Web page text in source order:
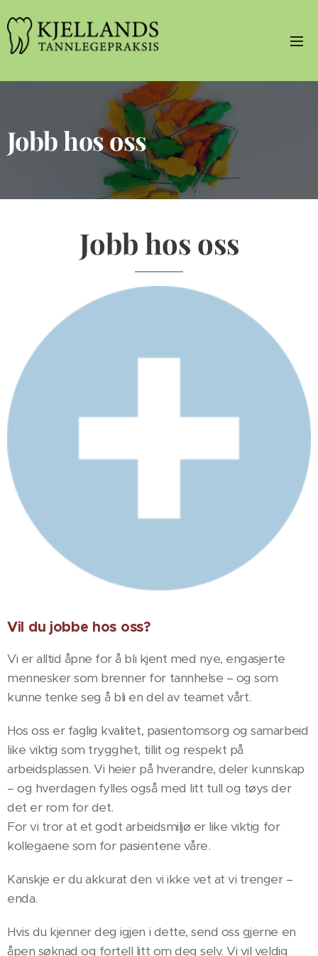
Jobb hos oss
Jobb hos oss
Vil du jobbe hos oss?
Vi er alltid åpne for å bli kjent med nye, engasjerte
mennesker som brenner for tannhelse – og som
kunne tenke seg å bli en del av teamet vårt.
Hos oss er faglig kvalitet, pasientomsorg og samarbeid
like viktig som trygghet, tillit og respekt på
arbeidsplassen. Vi heier på hverandre, deler kunnskap
– og hverdagen fylles også med litt tull og tøys der
det er rom for det.
For vi tror at et godt arbeidsmiljø er like viktig for
kollegaene som for pasientene våre.
Kanskje er du akkurat den vi ikke vet at vi trenger –
enda.
Hvis du kjenner deg igjen i dette, send oss gjerne en
åpen søknad og fortell litt om deg selv. Vi vil veldig